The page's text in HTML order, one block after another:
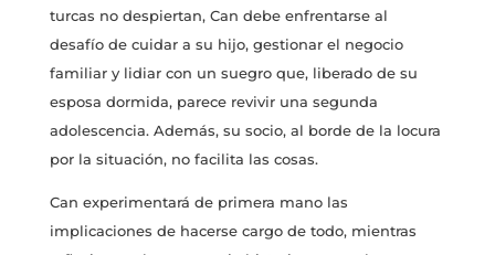
turcas no despiertan, Can debe enfrentarse al
desafío de cuidar a su hijo, gestionar el negocio
familiar y lidiar con un suegro que, liberado de su
esposa dormida, parece revivir una segunda
adolescencia. Además, su socio, al borde de la locura
por la situación, no facilita las cosas.
Can experimentará de primera mano las
implicaciones de hacerse cargo de todo, mientras